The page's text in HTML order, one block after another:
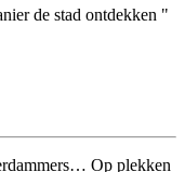
de stad ontdekken "
Op plekken